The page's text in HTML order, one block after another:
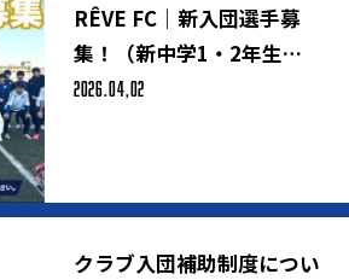
RÊVE FC｜新入団選手募
集！（新中学1・2年生対
象）
2026.04,02
クラブ入団補助制度につい